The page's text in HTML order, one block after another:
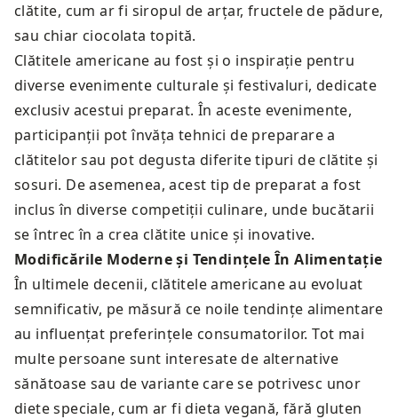
clătite, cum ar fi siropul de arțar, fructele de pădure,
sau chiar ciocolata topită.
Clătitele americane au fost și o inspirație pentru
diverse evenimente culturale și festivaluri, dedicate
exclusiv acestui preparat. În aceste evenimente,
participanții pot învăța tehnici de preparare a
clătitelor sau pot degusta diferite tipuri de clătite și
sosuri. De asemenea, acest tip de preparat a fost
inclus în diverse competiții culinare, unde bucătarii
se întrec în a crea clătite unice și inovative.
Modificările Moderne și Tendințele În Alimentație
În ultimele decenii, clătitele americane au evoluat
semnificativ, pe măsură ce noile tendințe alimentare
au influențat preferințele consumatorilor. Tot mai
multe persoane sunt interesate de alternative
sănătoase sau de variante care se potrivesc unor
diete speciale, cum ar fi dieta vegană, fără gluten